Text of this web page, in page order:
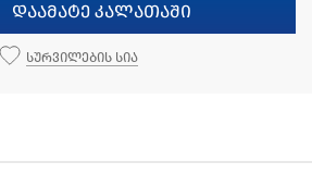
დაამატე კალათაში
სურვილების სია